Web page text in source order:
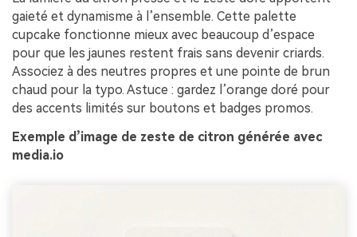
gaieté et dynamisme à l’ensemble. Cette palette
cupcake fonctionne mieux avec beaucoup d’espace
pour que les jaunes restent frais sans devenir criards.
Associez à des neutres propres et une pointe de brun
chaud pour la typo. Astuce : gardez l’orange doré pour
des accents limités sur boutons et badges promos.
Exemple d’image de zeste de citron générée avec
media.io